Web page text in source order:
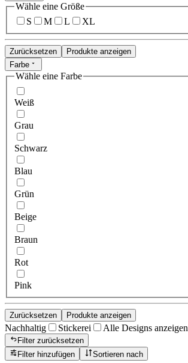
Wähle eine Größe
S
M L XL
Zurücksetzen
Produkte anzeigen
Farbe
Wähle eine Farbe
Weiß
Grau
Schwarz
Blau
Grün
Beige
Braun
Rot
Pink
Zurücksetzen Produkte anzeigen
Nachhaltig Stickerei Alle Designs anzeigen
Filter zurücksetzen
Filter hinzufügen
Sortieren nach